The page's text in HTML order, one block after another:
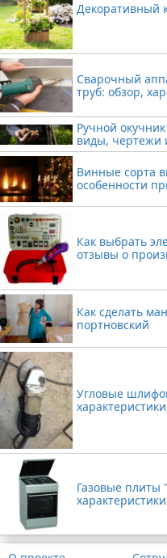
Декоративный
Сварочный
труб: обзор,
Ручной
виды, чертежи
Винные сорта
особенности
Как выбрать
отзывы о
Как сделать
портновский
Угловые
Газовые плиты
характеристики